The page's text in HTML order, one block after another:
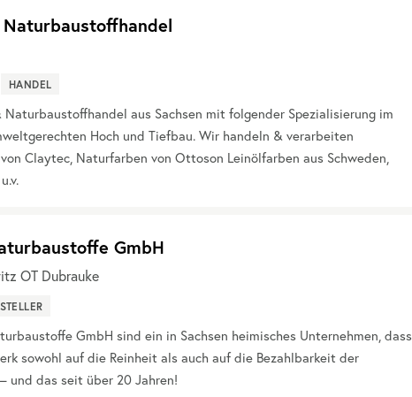
HANDEL
aus Sachsen mit folgender Spezialisierung im
Hoch und Tiefbau. Wir handeln & verarbeiten
Claytec, Naturfarben von Ottoson Leinölfarben aus Schweden,
GmbH
OT Dubrauke
GmbH sind ein in Sachsen heimisches Unternehmen, dass
sowohl auf die Reinheit als auch auf die Bezahlbarkeit der
und das seit über 20 Jahren!